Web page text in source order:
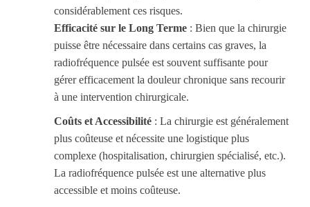
considérablement ces risques.
Efficacité sur le Long Terme : Bien que la chirurgie
puisse être nécessaire dans certains cas graves, la
radiofréquence pulsée est souvent suffisante pour
gérer efficacement la douleur chronique sans recourir
à une intervention chirurgicale.
Coûts et Accessibilité : La chirurgie est généralement
plus coûteuse et nécessite une logistique plus
complexe (hospitalisation, chirurgien spécialisé, etc.).
La radiofréquence pulsée est une alternative plus
accessible et moins coûteuse.